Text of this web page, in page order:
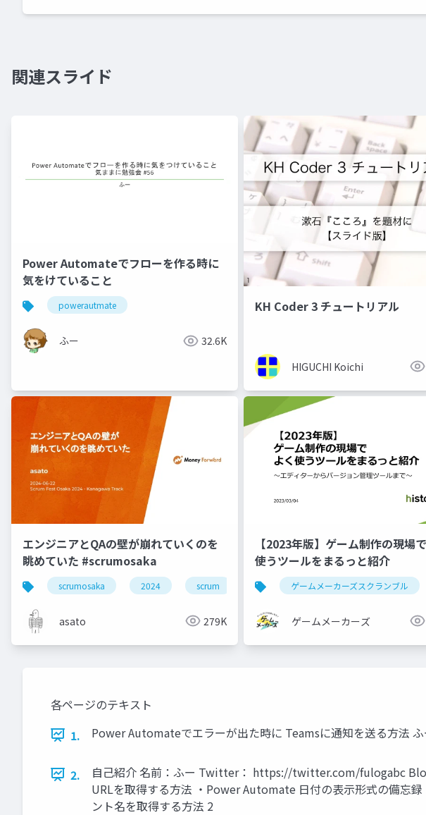
関連スライド
Power Automateでフローを作る時に
気をけていること
powerautmate
ふー 32.6K
KH Coder 3 チュートリアル
HIGUCHI Koichi
エンジニアとQAの壁が崩れていくのを
眺めていた #scrumosaka
scrumosaka 2024 scrum agile
asato 279K
【2023年版】ゲーム制作の現場
使うツールをまるっと紹介
ゲームメーカーズスクランブル
ゲームメーカーズ
各ページのテキスト
1.
Power Automateでエラーが出た時に Teamsに通知を送る方法 ふ
2.
自己紹介 名前：ふー Twitter： https://twitter.com/fulogabc
URLを取得する方法 ・Power Automate 日付の表示形式の備忘
ント名を取得する方法 2